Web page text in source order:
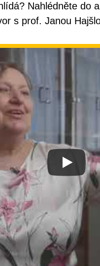
Nahlédněte do
s prof. Janou